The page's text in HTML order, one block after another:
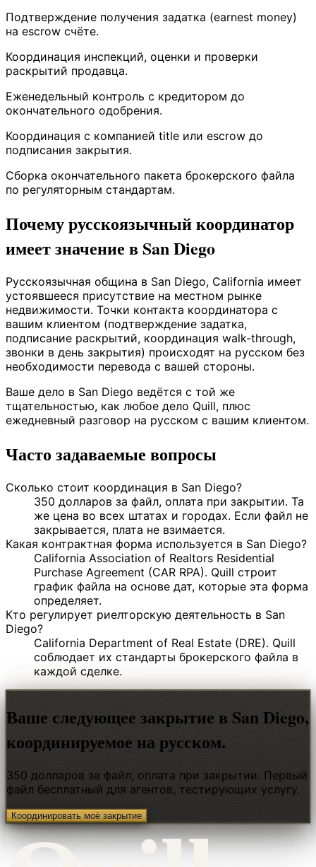
Подтверждение получения задатка (earnest money)
на escrow счёте.
Координация инспекций, оценки и проверки
раскрытий продавца.
Еженедельный контроль с кредитором до
окончательного одобрения.
Координация с компанией title или escrow до
подписания закрытия.
Сборка окончательного пакета брокерского файла
по регуляторным стандартам.
Почему русскоязычный координатор
имеет значение в San Diego
Русскоязычная община в San Diego, California имеет
устоявшееся присутствие на местном рынке
недвижимости. Точки контакта координатора с
вашим клиентом (подтверждение задатка,
подписание раскрытий, координация walk-through,
звонки в день закрытия) происходят на русском без
необходимости перевода с вашей стороны.
Ваше дело в San Diego ведётся с той же
тщательностью, как любое дело Quill, плюс
ежедневный разговор на русском с вашим клиентом.
Часто задаваемые вопросы
Сколько стоит координация в San Diego?
350 долларов за файл, оплата при закрытии. Та
же цена во всех штатах и городах. Если файл не
закрывается, плата не взимается.
Какая контрактная форма используется в San Diego?
California Association of Realtors Residential
Purchase Agreement (CAR RPA). Quill строит
график файла на основе дат, которые эта форма
определяет.
Кто регулирует риелторскую деятельность в San
Diego?
California Department of Real Estate (DRE). Quill
соблюдает их стандарты брокерского файла в
каждой сделке.
Ваше следующее закрытие в San Diego,
координируемое на русском.
350 долларов за файл, оплата при закрытии. Первый
файл бесплатный для агентов, тестирующих услугу.
Координировать моё закрытие